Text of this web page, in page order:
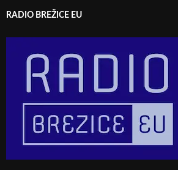
RADIO BREŽICE EU